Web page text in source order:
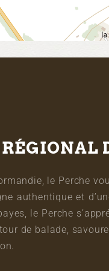
le Perche
authentique et
le Perche
de balade,